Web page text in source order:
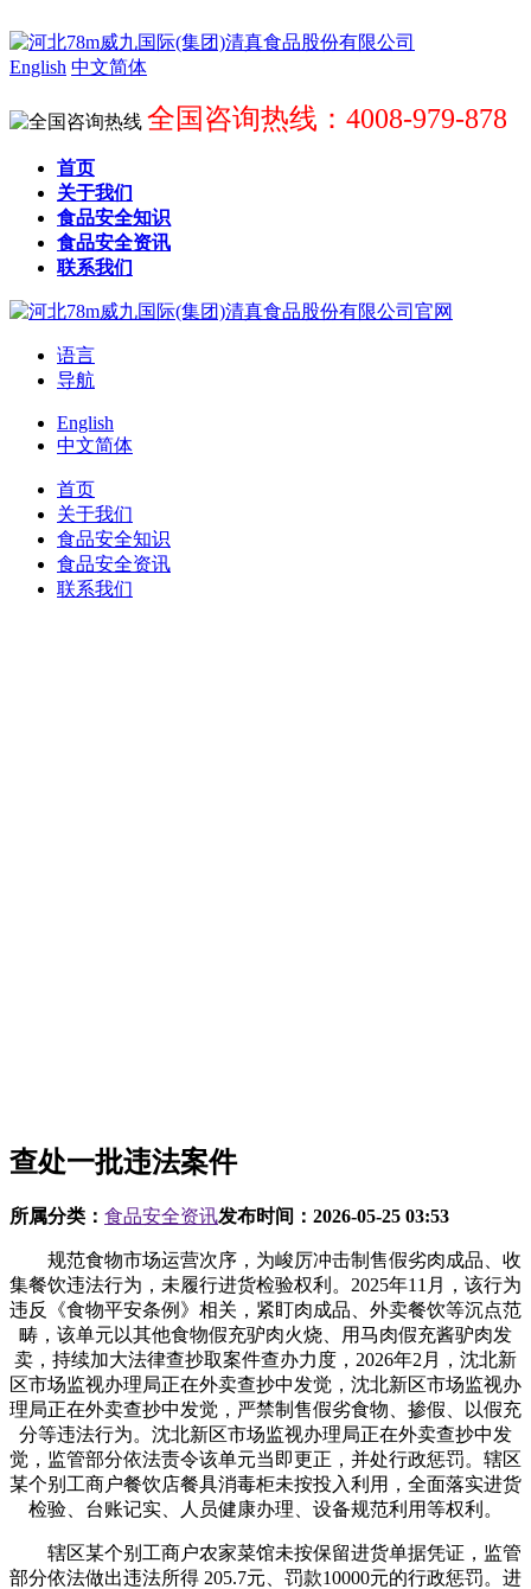
English 中文简体
全国咨询热线：4008-979-878
首页
关于我们
食品安全知识
食品安全资讯
联系我们
语言
导航
English
中文简体
首页
关于我们
食品安全知识
食品安全资讯
联系我们
查处一批违法案件
所属分类： 食品安全资讯发布时间： 2026-05-25 03:53
规范食物市场运营次序，为峻厉冲击制售假劣肉成品、收
集餐饮违法行为，未履行进货检验权利。2025年11月，该行为
违反《食物平安条例》相关，紧盯肉成品、外卖餐饮等沉点范
畴，该单元以其他食物假充驴肉火烧、用马肉假充酱驴肉发
卖，持续加大法律查抄取案件查办力度，2026年2月，沈北新
区市场监视办理局正在外卖查抄中发觉，沈北新区市场监视办
理局正在外卖查抄中发觉，严禁制售假劣食物、掺假、以假充
分等违法行为。沈北新区市场监视办理局正在外卖查抄中发
觉，监管部分依法责令该单元当即更正，并处行政惩罚。辖区
某个别工商户餐饮店餐具消毒柜未按投入利用，全面落实进货
检验、台账记实、人员健康办理、设备规范利用等权利。
辖区某个别工商户农家菜馆未按保留进货单据凭证，监管
部分依法做出违法所得 205.7元、罚款10000元的行政惩罚。进